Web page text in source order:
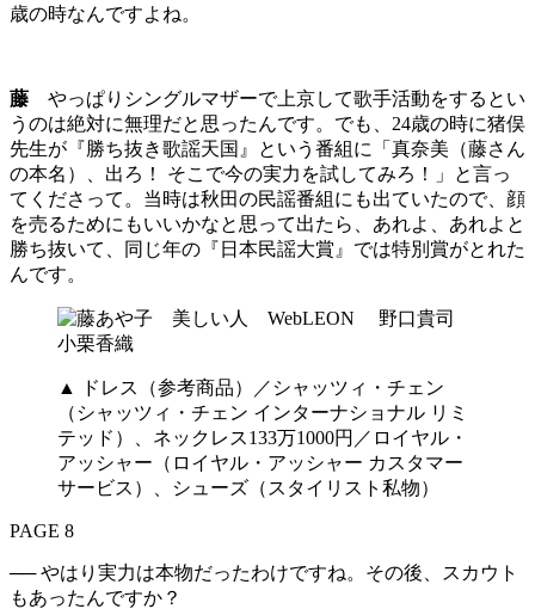
歳の時なんですよね。
藤 やっぱりシングルマザーで上京して歌手活動をするとい
うのは絶対に無理だと思ったんです。でも、24歳の時に猪俣
先生が『勝ち抜き歌謡天国』という番組に「真奈美（藤さん
の本名）、出ろ！ そこで今の実力を試してみろ！」と言っ
てくださって。当時は秋田の民謡番組にも出ていたので、顔
を売るためにもいいかなと思って出たら、あれよ、あれよと
勝ち抜いて、同じ年の『日本民謡大賞』では特別賞がとれた
んです。
▲ ドレス（参考商品）／シャッツィ・チェン
（シャッツィ・チェン インターナショナル リミ
テッド）、ネックレス133万1000円／ロイヤル・
アッシャー（ロイヤル・アッシャー カスタマー
サービス）、シューズ（スタイリスト私物）
PAGE 8
── やはり実力は本物だったわけですね。その後、スカウト
もあったんですか？